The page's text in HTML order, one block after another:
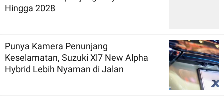
Hingga 2028
Punya Kamera Penunjang
Keselamatan, Suzuki Xl7 New Alpha
Hybrid Lebih Nyaman di Jalan